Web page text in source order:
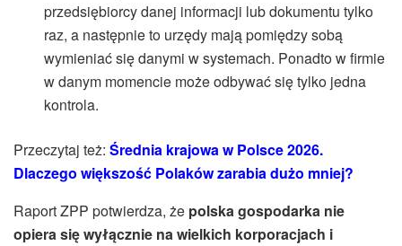
przedsiębiorcy danej informacji lub dokumentu tylko
raz, a następnie to urzędy mają pomiędzy sobą
wymieniać się danymi w systemach. Ponadto w firmie
w danym momencie może odbywać się tylko jedna
kontrola.
Przeczytaj też: Średnia krajowa w Polsce 2026.
Dlaczego większość Polaków zarabia dużo mniej?
Raport ZPP potwierdza, że polska gospodarka nie
opiera się wyłącznie na wielkich korporacjach i